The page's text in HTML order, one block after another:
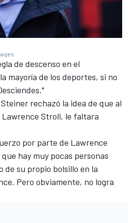
de descenso en el
mayoría de los deportes, si no
rechazó la idea de que al
Stroll, le faltara
por parte de Lawrence
hay muy pocas personas
su propio bolsillo en la
Pero obviamente, no logra